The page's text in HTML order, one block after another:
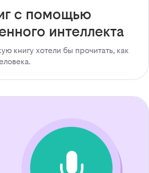
с помощью
интеллекта
книгу хотели бы прочитать, как